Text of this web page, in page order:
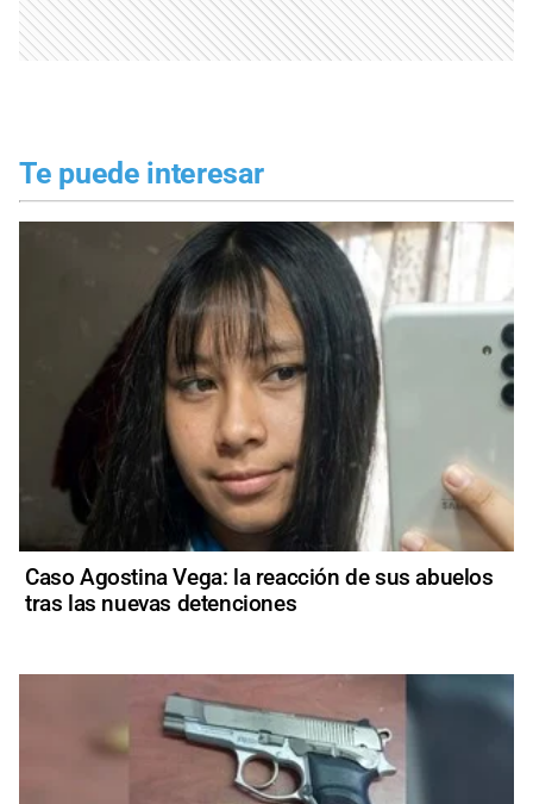
Te puede interesar
Caso Agostina Vega: la reacción de sus abuelos
tras las nuevas detenciones